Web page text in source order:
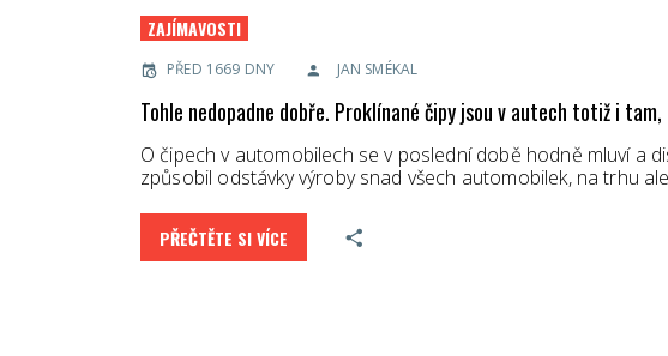
ZAJÍMAVOSTI
PŘED 1669 DNY JAN SMÉKAL
Tohle nedopadne dobře. Proklínané čipy jsou v autech totiž i
O čipech v automobilech se v poslední době hodně mluví a
způsobil odstávky výroby snad všech automobilek, na trhu
PŘEČTĚTE SI VÍCE